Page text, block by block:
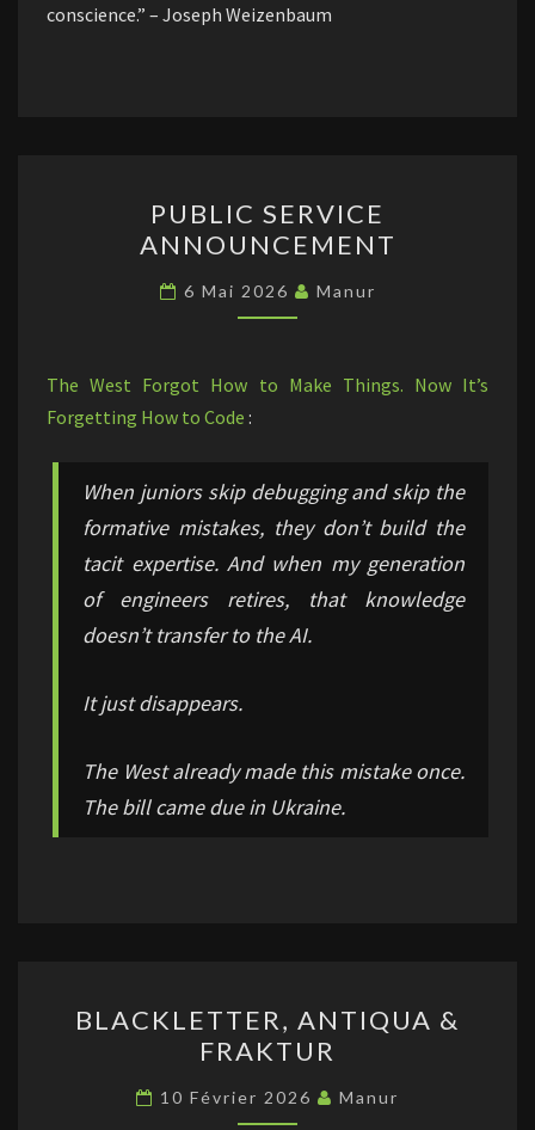
conscience.” – Joseph Weizenbaum
SERVICE
ANNOUNCEMENT
PUBLIC SERVICE
ANNOUNCEMENT
6 Mai 2026 Manur
The West Forgot How to Make Things. Now It’s
Forgetting How to Code :
When juniors skip debugging and skip the
formative mistakes, they don’t build the
tacit expertise. And when my generation
of engineers retires, that knowledge
doesn’t transfer to the AI.
It just disappears.
The West already made this mistake once.
The bill came due in Ukraine.
ANTIQUA
&
FRAKTUR
BLACKLETTER, ANTIQUA &
FRAKTUR
10 Février 2026 Manur